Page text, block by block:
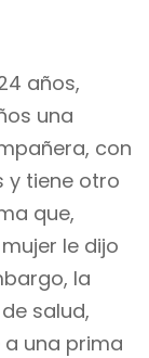
años,
una
con
y tiene otro
que,
le dijo
la
salud,
una prima